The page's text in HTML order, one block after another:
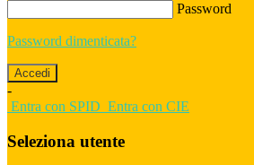
Password
Password dimenticata?
-
Entra con SPID Entra con CIE
Seleziona utente